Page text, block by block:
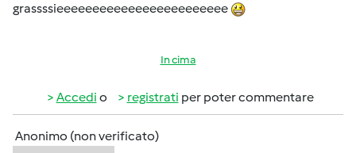
grassssieeeeeeeeeeeeeeeeeeeeeeee
In cima
Accedi o registrati per poter commentare
Anonimo (non verificato)